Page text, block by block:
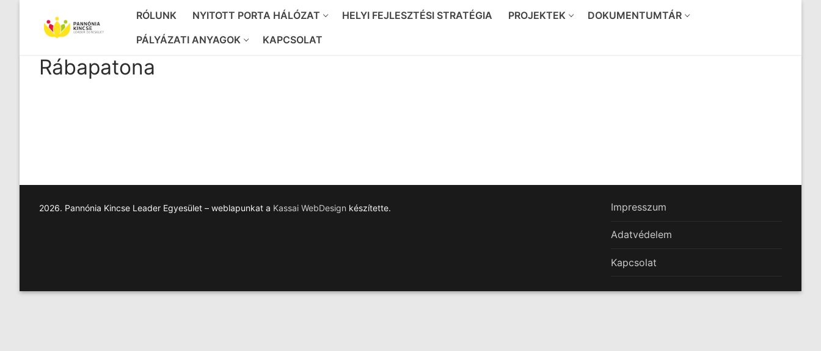
tartalomra
RÓLUNK NYITOTT PORTA HÁLÓZAT HELYI FEJLESZTÉSI STRATÉGIA PROJEKTEK
DOKUMENTUMTÁR
PÁLYÁZATI ANYAGOK
KAPCSOLAT
Rábapatona
2026. Pannónia Kincse Leader Egyesület – weblapunkat a Kassai WebDesign készítette. Impresszum
Adatvédelem
Kapcsolat